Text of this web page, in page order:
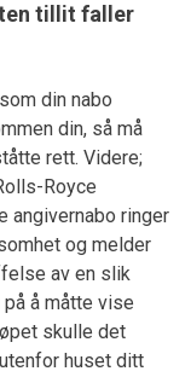
tillit faller
din nabo
din, så må
rett. Videre;
Royce
angivernabo ringer
og melder
av en slik
å måtte vise
skulle det
huset ditt